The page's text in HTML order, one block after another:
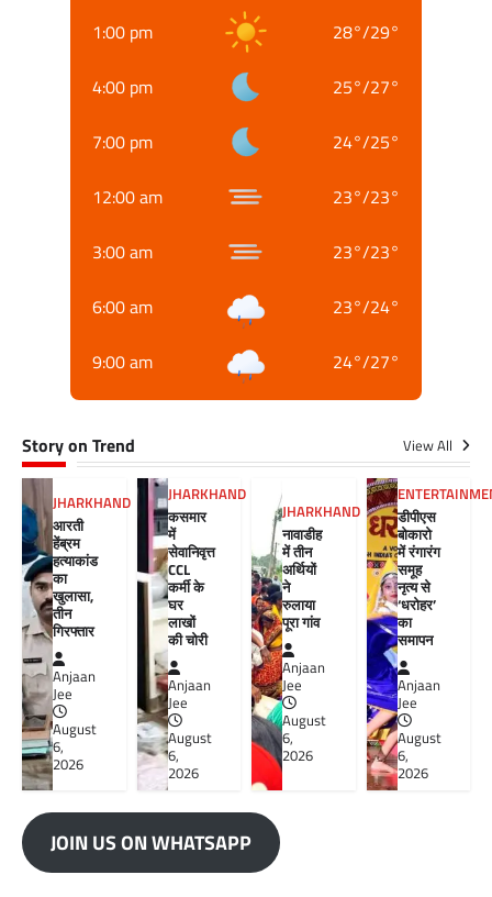
1:00 pm 28°/29°
4:00 pm 25°/27°
7:00 pm 24°/25°
12:00 am 23°/23°
3:00 am 23°/23°
6:00 am 23°/24°
9:00 am 24°/27°
Story on Trend View All
JHARKHAND
आरती
हेंब्रम
हत्याकांड
का
खुलासा,
तीन
गिरफ्तार
Anjaan
Jee
August
6,
2026
JHARKHAND
कसमार
में
सेवानिवृत्त
CCL
कर्मी के
घर
लाखों
की चोरी
Anjaan
Jee
August
6,
2026
JHARKHAND
नावाडीह
में तीन
अर्थियों
ने
रुलाया
पूरा गांव
Anjaan
Jee
August
6,
2026
डीपीएस
बोकारो
में रंगारंग
समूह
नृत्य से
‘धरोहर’
का
समापन
Anjaan
Jee
August
6,
2026
JOIN US ON WHATSAPP